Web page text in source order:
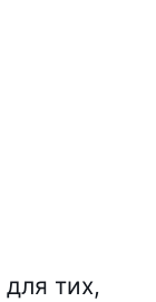
тих,